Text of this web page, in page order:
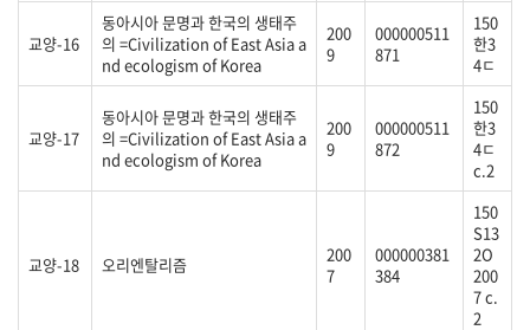
교양-16
동아시아 문명과 한국의 생태주
의 =Civilization of East Asia a
nd ecologism of Korea
200
9
000000511
871
150
한3
4ㄷ
교양-17
동아시아 문명과 한국의 생태주
의 =Civilization of East Asia a
nd ecologism of Korea
200
9
000000511
872
150
한3
4ㄷ
c.2
교양-18 오리엔탈리즘
200
7
000000381
384
150
S13
2O
200
7 c.
2